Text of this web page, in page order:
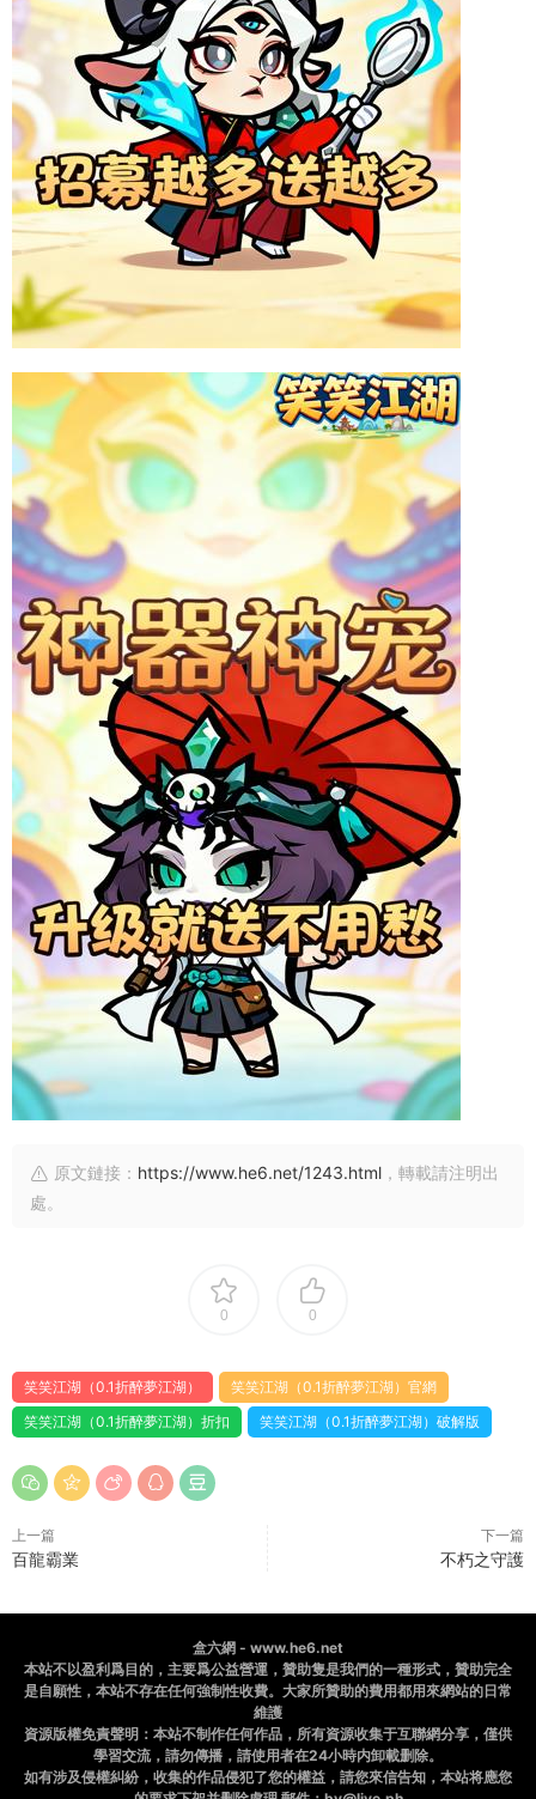
原文鏈接： https://www.he6.net/1243.html ，轉載請注明出
處。
0 0
笑笑江湖（0.1折醉夢江湖）
笑笑江湖（0.1折醉夢江湖）官網
笑笑江湖（0.1折醉夢江湖）折扣
笑笑江湖（0.1折醉夢江湖）破解版
上一篇
百龍霸業
下一篇
不朽之守護
盒六網 - www.he6.net
本站不以盈利爲目的，主要爲公益營運，贊助隻是我們的一種形式，贊助完全
是自願性，本站不存在任何強制性收費。大家所贊助的費用都用來網站的日常
維護
資源版權免責聲明：本站不制作任何作品，所有資源收集于互聯網分享，僅供
學習交流，請勿傳播，請使用者在24小時内卸載删除。
如有涉及侵權糾紛，收集的作品侵犯了您的權益，請您來信告知，本站将應您